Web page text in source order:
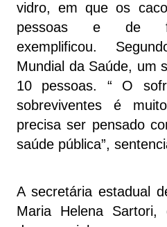
vidro, em que os
pessoas e de
exemplificou.
Mundial da Saúde, um
10 pessoas. “ O
sobreviventes é
precisa ser pensado
saúde pública”,
A secretária estadual
Maria Helena Sartori,